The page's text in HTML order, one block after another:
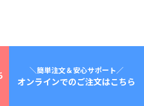
ード
＼簡単注文＆安心サポート／
オンラインでのご注文はこちら